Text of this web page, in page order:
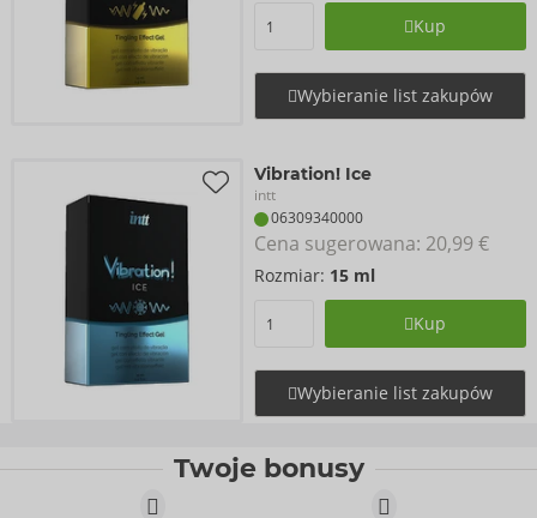
Kup
Wybieranie list zakupów
Vibration! Ice
intt
06309340000
Cena sugerowana: 20,99 €
Rozmiar: 15 ml
Kup
Wybieranie list zakupów
Twoje bonusy